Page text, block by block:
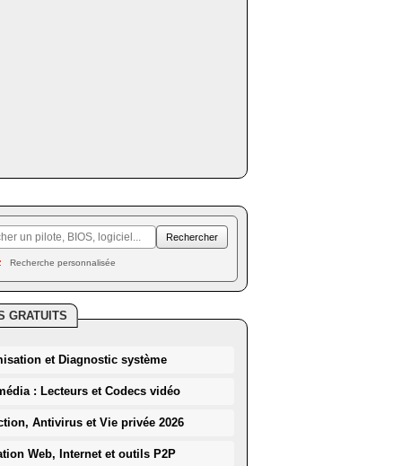
Recherche personnalisée
GRATUITS
et Diagnostic système
: Lecteurs et Codecs vidéo
Antivirus et Vie privée 2026
Web, Internet et outils P2P